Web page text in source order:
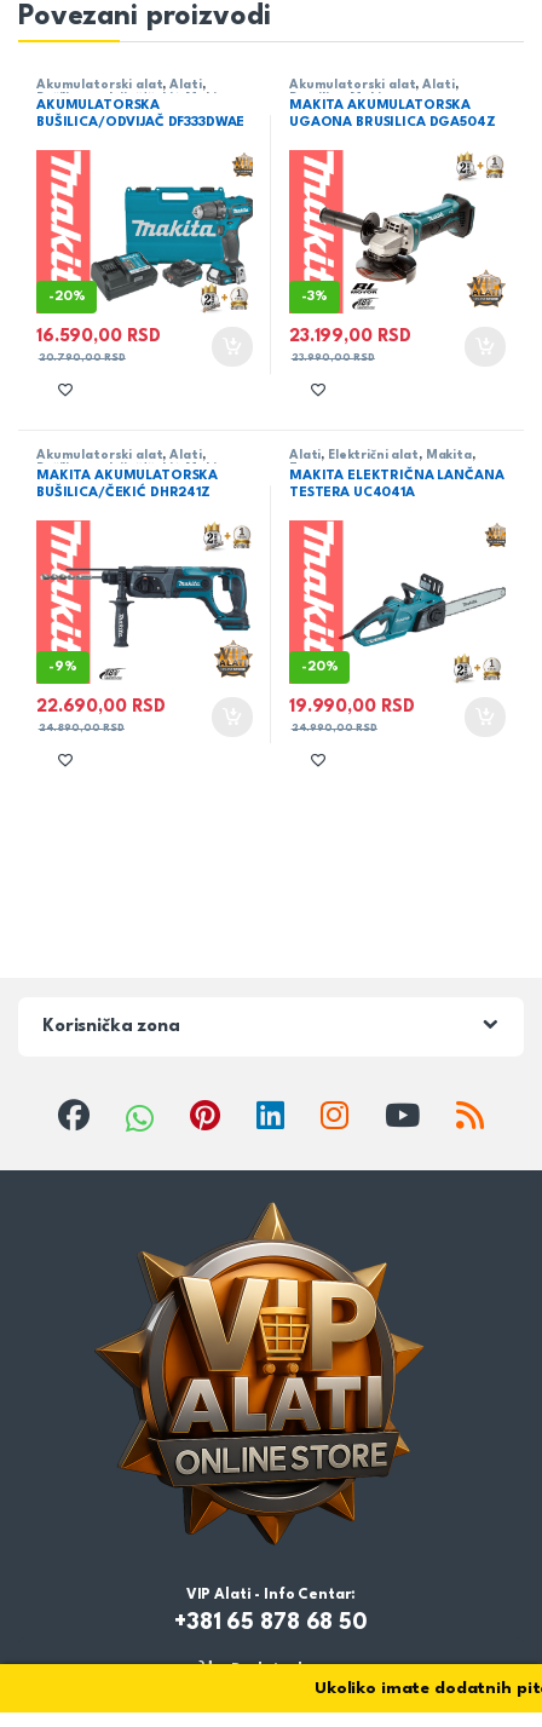
Dodaj u korpu
Povezani proizvodi
Akumulatorski alat,Alati,
Bušilica - odvijač/čekić
AKUMULATORSKA
BUŠILICA/ODVIJAČ DF333DWAE
-20%
16.590,00 RSD
20.790,00RSD
Akumulatorski alat,Alati,
Brusilice
,Makita
MAKITA AKUMULATORSKA
UGAONA BRUSILICA DGA504Z
-3%
23.199,00 RSD
23.990,00RSD
Akumulatorski alat,Alati,
Bušilica - odvijač/čekić,Makita
MAKITA AKUMULATORSKA
BUŠILICA/ČEKIĆ DHR241Z
-9%
22.690,00 RSD
24.890,00RSD
Alati, Električni alat , Makita,
Testere -
udodne/lanačane/univerzalne
MAKITA ELEKTRIČNA LANČANA
TESTERA UC4041A
-20%
19.990,00 RSD
24.990,00RSD
Korisnička zona
VIP Alati - Info Centar:
+381 65 878 68 50
Ukoliko imate dodatnih